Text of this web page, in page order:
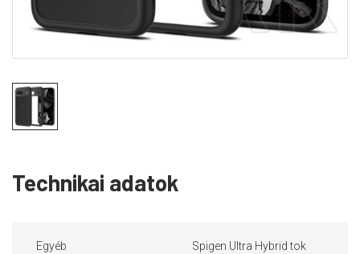
Technikai adatok
Egyéb
Spigen Ultra Hybrid tok